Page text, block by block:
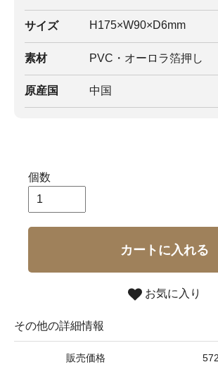
サイズ H175×W90×D6mm
素材 PVC・オーロラ箔押し
原産国 中国
個数
カートに入れる
お気に入り
その他の詳細情報
販売価格